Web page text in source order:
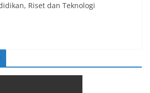
Riset dan Teknologi